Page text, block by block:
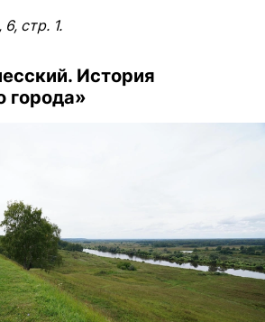
стр. 1.
История
города»